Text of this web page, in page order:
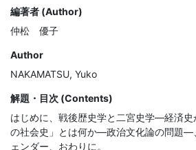
編著者 (Author)
仲松 優子
Author
NAKAMATSU, Yuko
解題・目次 (Contents)
はじめに、戦後歴史学と二宮史学―経済
の社会史」とは何か―政治文化論の問題―
ェンダー、おわりに。